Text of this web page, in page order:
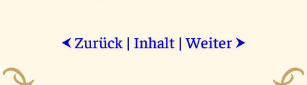
⮜ Zurück | Inhalt |Weiter ⮞